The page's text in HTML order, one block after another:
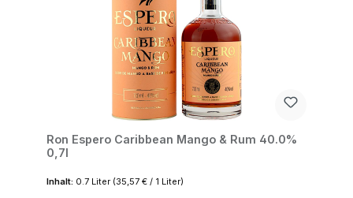
Ron Espero Caribbean Mango & Rum 40.0%
0,7l
Inhalt: 0.7 Liter (35,57 € / 1 Liter)